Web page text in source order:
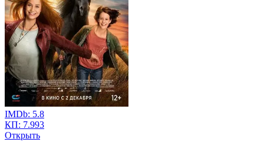
IMDb: 5.8
КП: 7.993
Открыть